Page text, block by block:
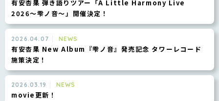
有安杏果 弾き語りツアー「A Little Harmony Live
2026〜雫ノ音〜」開催決定！
2026.04.07 NEWS
有安杏果 New Album『雫ノ音』発売記念 タワーレコード
施策決定！
2026.03.19 NEWS
movie更新！